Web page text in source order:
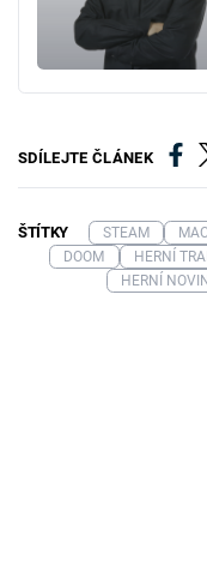
SDÍLEJTE ČLÁNEK
ŠTÍTKY STEAM
DOOM
HERNÍ
HERNÍ